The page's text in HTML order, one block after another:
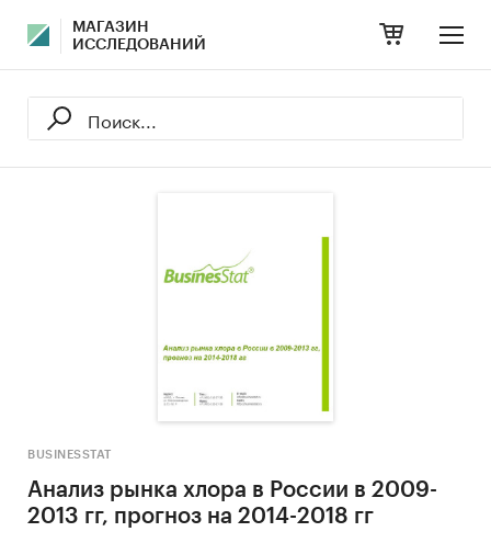
МАГАЗИН
ИССЛЕДОВАНИЙ
BUSINESSTAT
Анализ рынка хлора в России в 2009-
2013 гг, прогноз на 2014-2018 гг